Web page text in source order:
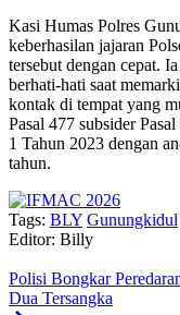
Kasi Humas Polres
keberhasilan jajaran
tersebut dengan cepat.
berhati-hati saat
kontak di tempat yang
Pasal 477 subsider
1 Tahun 2023 dengan
tahun.
Tags: BLY Gunungkidul
Editor: Billy
Polisi Bongkar
Dua Tersangka